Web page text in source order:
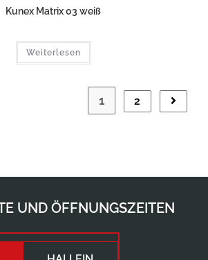
Kunex Matrix 03 weiß
Weiterlesen
1 2
UND ÖFFNUNGSZEITEN